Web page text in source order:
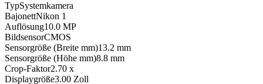
TypSystemkamera
BajonettNikon 1
Auflösung10.0 MP
BildsensorCMOS
Sensorgröße (Breite mm)13.2 mm
Sensorgröße (Höhe mm)8.8 mm
Crop-Faktor2.70 x
Displaygröße3.00 Zoll